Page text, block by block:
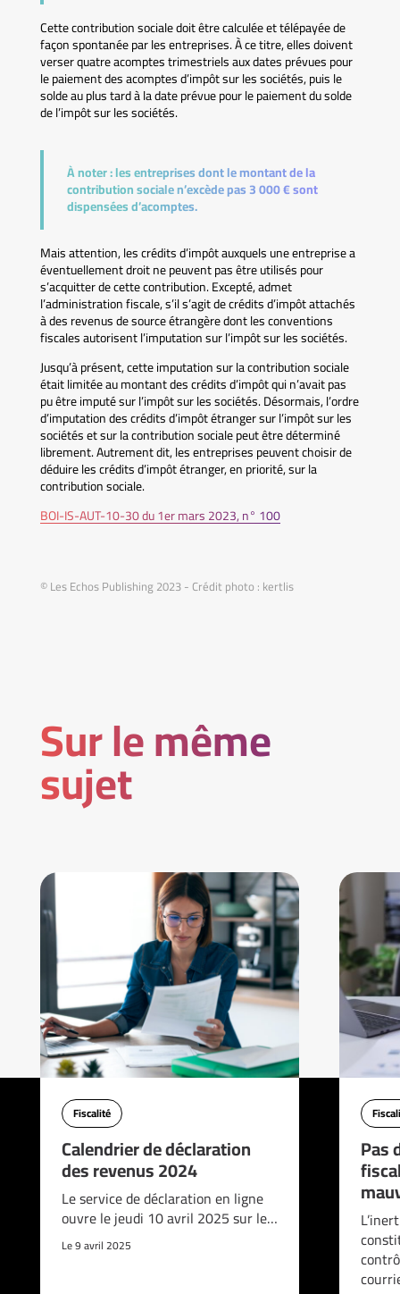
Cette contribution sociale doit être calculée et télépayée de
façon spontanée par les entreprises. À ce titre, elles doivent
verser quatre acomptes trimestriels aux dates prévues pour
le paiement des acomptes d’impôt sur les sociétés, puis le
solde au plus tard à la date prévue pour le paiement du solde
de l’impôt sur les sociétés.
À noter :les entreprises dont le montant de la
contribution sociale n’excède pas 3 000 € sont
dispensées d’acomptes.
Mais attention, les crédits d’impôt auxquels une entreprise a
éventuellement droit ne peuvent pas être utilisés pour
s’acquitter de cette contribution. Excepté, admet
l’administration fiscale, s’il s’agit de crédits d’impôt attachés
à des revenus de source étrangère dont les conventions
fiscales autorisent l’imputation sur l’impôt sur les sociétés.
Jusqu’à présent, cette imputation sur la contribution sociale
était limitée au montant des crédits d’impôt qui n’avait pas
pu être imputé sur l’impôt sur les sociétés. Désormais, l’ordre
d’imputation des crédits d’impôt étranger sur l’impôt sur les
sociétés et sur la contribution sociale peut être déterminé
librement. Autrement dit, les entreprises peuvent choisir de
déduire les crédits d’impôt étranger, en priorité, sur la
contribution sociale.
BOI-IS-AUT-10-30 du 1er mars 2023, n° 100
© Les Echos Publishing 2023 - Crédit photo : kertlis
Sur le même
sujet
Fiscalité
Calendrier de déclaration
des revenus 2024
Le service de déclaration en ligne
ouvre le jeudi 10 avril 2025 sur le…
Le 9 avril 2025
Pas